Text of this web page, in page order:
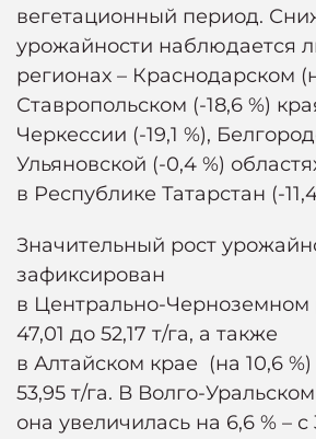
вегетационный период.
урожайности наблюдается
регионах – Краснодарском
Ставропольском (-18,6 %)
Черкессии (-19,1 %),
Ульяновской (-0,4 %)
в Республике Татарстан (-
Значительный рост
зафиксирован
в Центрально-Черноземном
47,01 до 52,17 т/га, а также
в Алтайском крае (на 10,6
53,95 т/га. В Волго-
она увеличилась на 6,6 % – с